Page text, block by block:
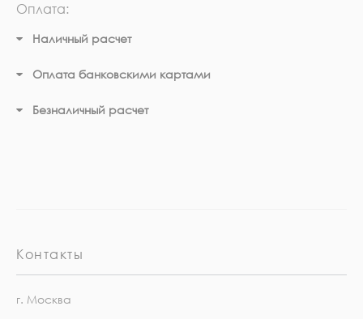
Оплата:
Наличный расчет
Оплата банковскими картами
Безналичный расчет
Контакты
г. Москва